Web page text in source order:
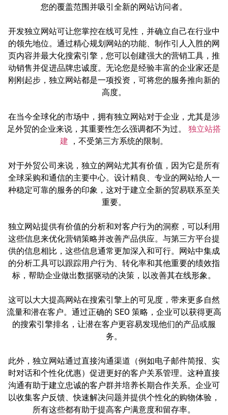
您的覆盖范围并吸引全新的网站访问者。
开发独立网站可让您掌控在线可见性，并确立自己在行业中
的领先地位。通过精心规划网站的功能、制作引人入胜的网
页内容并最大化搜索引擎，您可以创建强大的营销工具，推
动销售并促进品牌忠诚度。无论您是经验丰富的企业家还是
刚刚起步，独立网站都是一项投资，可将您的服务推向新的
高度。
在当今全球化的市场中，拥有独立网站对于企业，尤其是涉
足外贸的企业来说，其重要性怎么强调都不为过。 独立站搭
建 ，不受第三方系统的限制。
对于外贸公司来说，独立的网站尤其有价值，因为它是所有
全球采购和通信的主要中心。设计精良、专业的网站给人一
种稳定可靠的服务的印象，这对于建立全新的贸易联系至关
重要。
独立网站提供有价值的分析和对客户行为的洞察，可以利用
这些信息来优化营销策略并改善产品供应。与第三方平台提
供的信息相比，这些信息通常更加深入和可行。网站中集成
的分析工具可以跟踪用户行为、转化率和其他重要的绩效指
标，帮助企业做出数据驱动的决策，以改善其在线形象。
这可以大大提高网站在搜索引擎上的可见度，带来更多自然
流量和潜在客户。通过正确的 SEO 策略，企业可以获得更高
的搜索引擎排名，让潜在客户更容易发现他们的产品或服
务。
此外，独立网站通过直接沟通渠道（例如电子邮件简报、实
时对话和个性化优惠）促进更好的客户关系管理。这种直接
沟通有助于建立忠诚的客户群并培养长期合作关系。企业可
以收集客户反馈、快速解决问题并提供个性化的购物体验，
所有这些都有助于提高客户满意度和留存率。